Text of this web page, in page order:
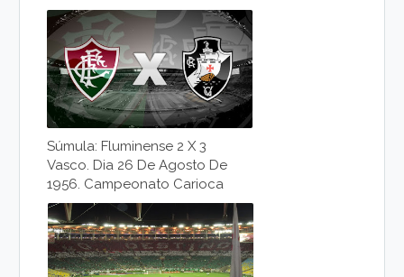
Súmula: Fluminense 2 X 3
Vasco. Dia 26 De Agosto De
1956. Campeonato Carioca